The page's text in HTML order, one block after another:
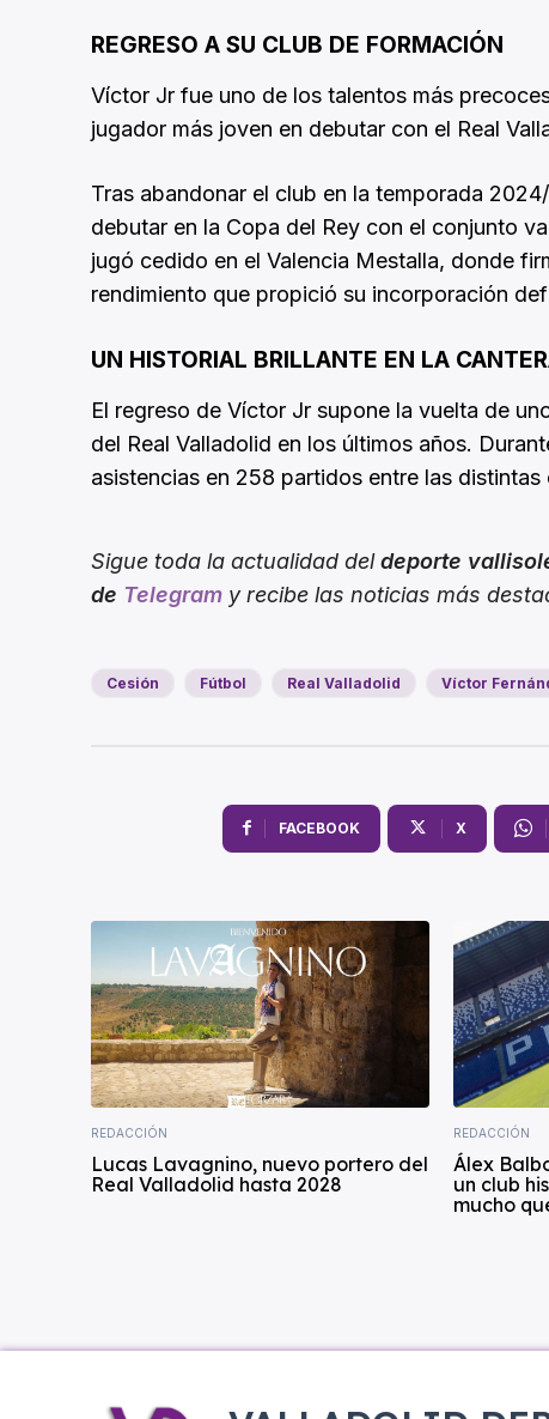
REGRESO A SU CLUB DE FORMACIÓN
Víctor Jr fue uno de los talentos más
jugador más joven en debutar con el Real
Tras abandonar el club en la temporada
debutar en la Copa del Rey con el conjunto
jugó cedido en el Valencia Mestalla, donde
rendimiento que propició su incorporación
UN HISTORIAL BRILLANTE EN LA
El regreso de Víctor Jr supone la vuelta de
del Real Valladolid en los últimos años.
asistencias en 258 partidos entre las
Sigue toda la actualidad deldeporte
de Telegram y recibe las noticias más
Cesión Fútbol Real Valladolid Víctor
FACEBOOK X
REDACCIÓN
Lucas Lavagnino, nuevo portero del
Real Valladolid hasta 2028
REDACCIÓN
Álex
un club
mucho